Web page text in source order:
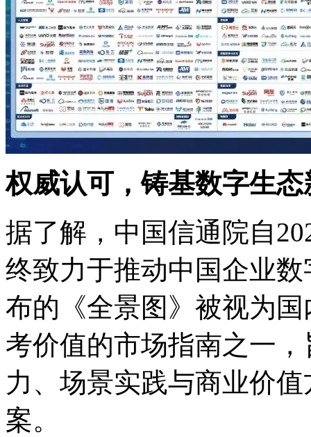
权威认可，铸基数字生
据了解，中国信通院自
终致力于推动中国企业
布的《全景图》被视为
考价值的市场指南之一
力、场景实践与商业
案。